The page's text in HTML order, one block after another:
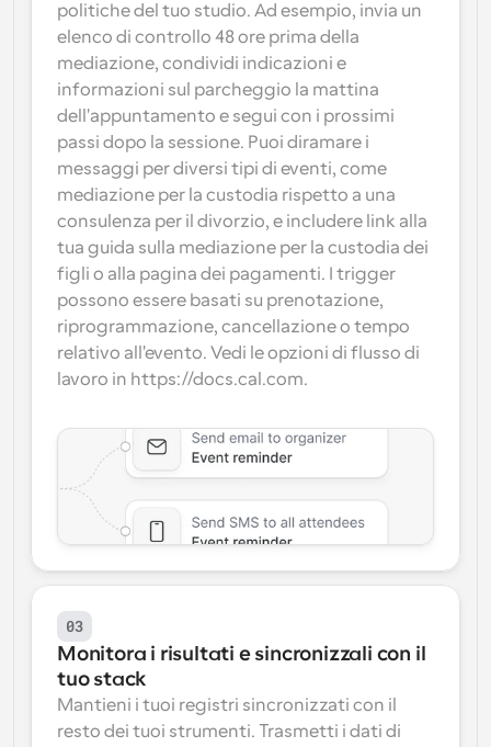
politiche del tuo studio. Ad esempio, invia un
elenco di controllo 48 ore prima della
mediazione, condividi indicazioni e
informazioni sul parcheggio la mattina
dell'appuntamento e segui con i prossimi
passi dopo la sessione. Puoi diramare i
messaggi per diversi tipi di eventi, come
mediazione per la custodia rispetto a una
consulenza per il divorzio, e includere link alla
tua guida sulla mediazione per la custodia dei
figli o alla pagina dei pagamenti. I trigger
possono essere basati su prenotazione,
riprogrammazione, cancellazione o tempo
relativo all'evento. Vedi le opzioni di flusso di
lavoro in https://docs.cal.com.
03
Monitora i risultati e sincronizzali con il
tuo stack
Mantieni i tuoi registri sincronizzati con il
resto dei tuoi strumenti. Trasmetti i dati di